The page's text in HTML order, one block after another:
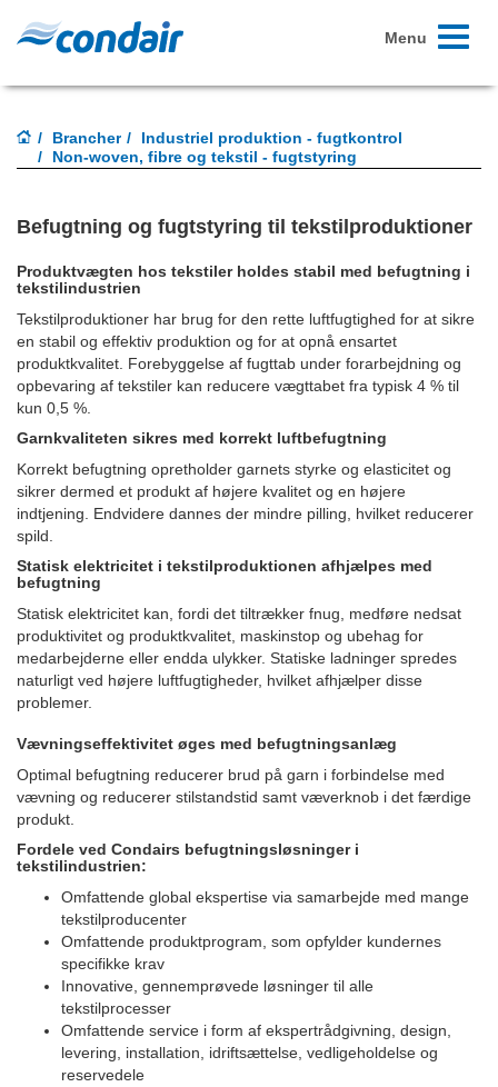
Toggle
Menu
Brancher
Industriel produktion - fugtkontrol
Non-woven, fibre og tekstil - fugtstyring
Befugtning og fugtstyring til tekstilproduktioner
Produktvægten hos tekstiler holdes stabil med befugtning i
tekstilindustrien
Tekstilproduktioner har brug for den rette luftfugtighed for at sikre
en stabil og effektiv produktion og for at opnå ensartet
produktkvalitet. Forebyggelse af fugttab under forarbejdning og
opbevaring af tekstiler kan reducere vægttabet fra typisk 4 % til
kun 0,5 %.
Garnkvaliteten sikres med korrekt luftbefugtning
Korrekt befugtning opretholder garnets styrke og elasticitet og
sikrer dermed et produkt af højere kvalitet og en højere
indtjening. Endvidere dannes der mindre pilling, hvilket reducerer
spild.
Statisk elektricitet i tekstilproduktionen afhjælpes med
befugtning
Statisk elektricitet kan, fordi det tiltrækker fnug, medføre nedsat
produktivitet og produktkvalitet, maskinstop og ubehag for
medarbejderne eller endda ulykker. Statiske ladninger spredes
naturligt ved højere luftfugtigheder, hvilket afhjælper disse
problemer.
Vævningseffektivitet øges med befugtningsanlæg
Optimal befugtning reducerer brud på garn i forbindelse med
vævning og reducerer stilstandstid samt væverknob i det færdige
produkt.
Fordele ved Condairs befugtningsløsninger i
tekstilindustrien:
Omfattende global ekspertise via samarbejde med mange
tekstilproducenter
Omfattende produktprogram, som opfylder kundernes
specifikke krav
Innovative, gennemprøvede løsninger til alle
tekstilprocesser
Omfattende service i form af ekspertrådgivning, design,
levering, installation, idriftsættelse, vedligeholdelse og
reservedele